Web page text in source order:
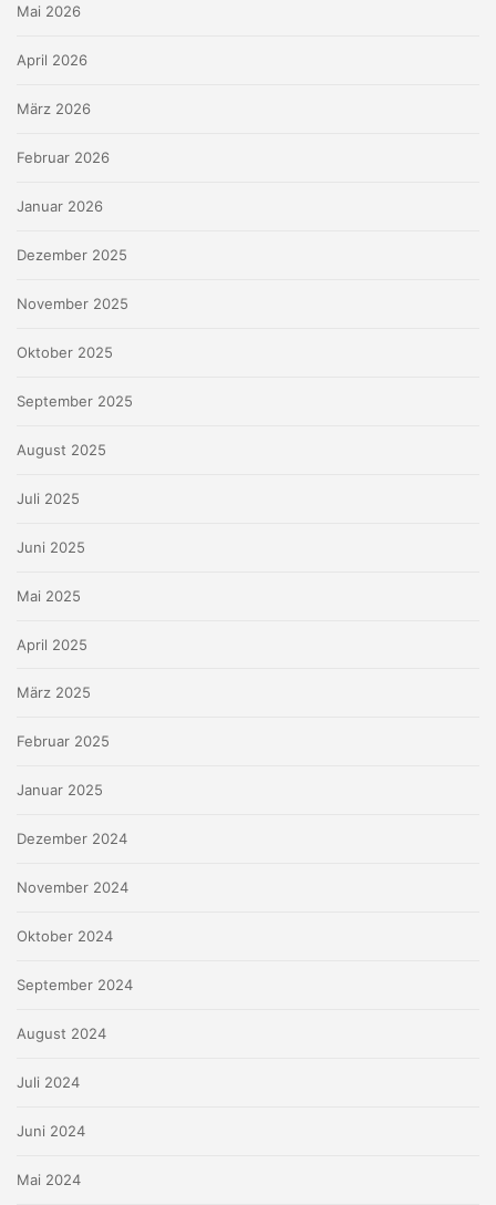
Mai 2026
April 2026
März 2026
Februar 2026
Januar 2026
Dezember 2025
November 2025
Oktober 2025
September 2025
August 2025
Juli 2025
Juni 2025
Mai 2025
April 2025
März 2025
Februar 2025
Januar 2025
Dezember 2024
November 2024
Oktober 2024
September 2024
August 2024
Juli 2024
Juni 2024
Mai 2024